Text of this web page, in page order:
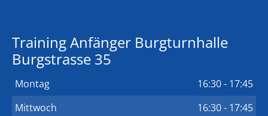
Training Anfänger Burgturnhalle
Burgstrasse 35
Montag
16:30 - 17:45
Mittwoch
16:30 - 17:45